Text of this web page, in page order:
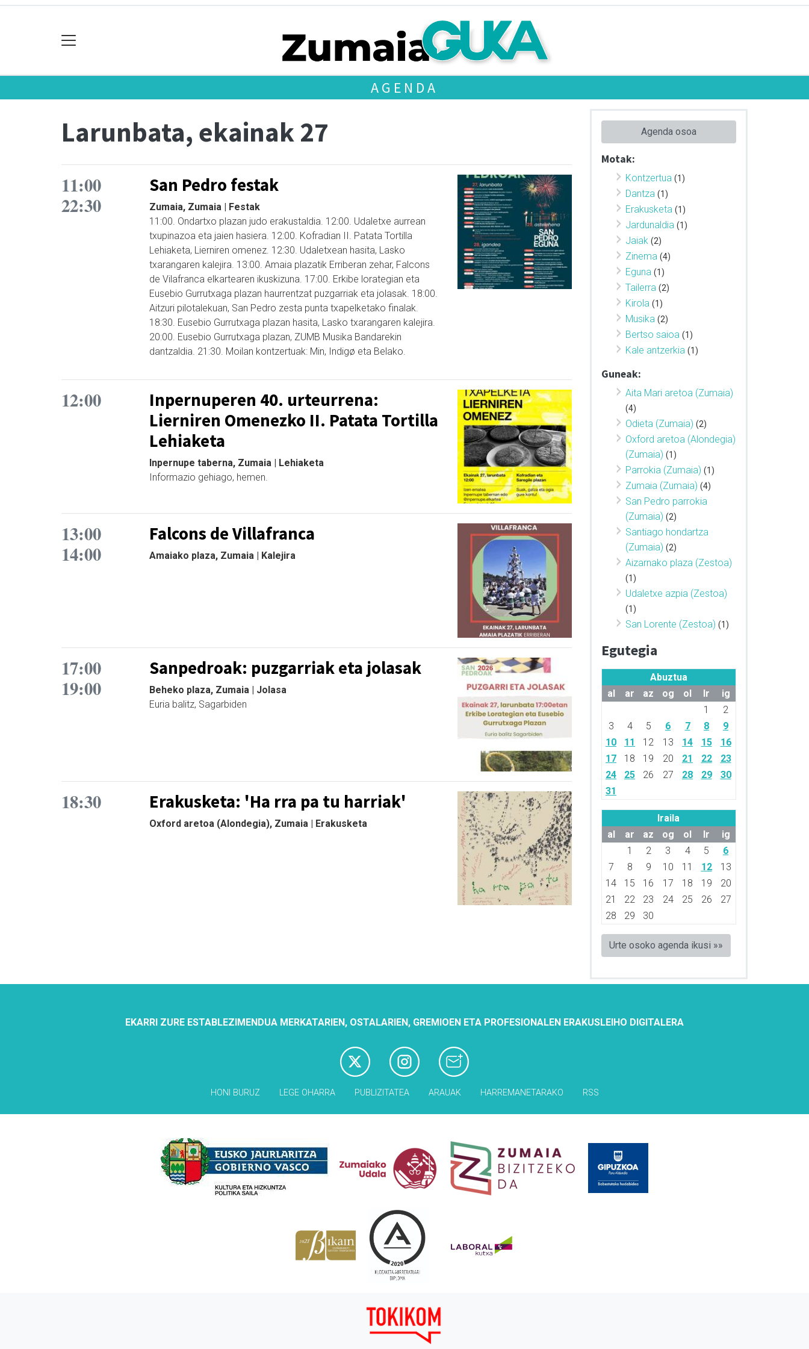
AGENDA
Larunbata, ekainak 27
11:00
22:30
San Pedro festak
Zumaia, Zumaia | Festak
11:00. Ondartxo plazan judo erakustaldia. 12:00. Udaletxe aurrean
txupinazoa eta jaien hasiera. 12:00. Kofradian II. Patata Tortilla
Lehiaketa, Lierniren omenez. 12:30. Udaletxean hasita, Lasko
txarangaren kalejira. 13:00. Amaia plazatik Erriberan zehar, Falcons
de Vilafranca elkartearen ikuskizuna. 17:00. Erkibe lorategian eta
Eusebio Gurrutxaga plazan haurrentzat puzgarriak eta jolasak. 18:00.
Aitzuri pilotalekuan, San Pedro zesta punta txapelketako finalak.
18:30. Eusebio Gurrutxaga plazan hasita, Lasko txarangaren kalejira.
20:00. Eusebio Gurrutxaga plazan, ZUMB Musika Bandarekin
dantzaldia. 21:30. Moilan kontzertuak: Min, Indigø eta Belako.
12:00
Inpernuperen 40. urteurrena:
Lierniren Omenezko II. Patata Tortilla
Lehiaketa
Inpernupe taberna, Zumaia | Lehiaketa
Informazio gehiago, hemen.
13:00
14:00
Falcons de Villafranca
Amaiako plaza, Zumaia | Kalejira
17:00
19:00
Sanpedroak: puzgarriak eta jolasak
Beheko plaza, Zumaia | Jolasa
Euria balitz, Sagarbiden
18:30 Erakusketa: 'Ha rra pa tu harriak'
Oxford aretoa (Alondegia), Zumaia | Erakusketa
Agenda osoa
Motak:
Kontzertua (1)
Dantza (1)
Erakusketa (1)
Jardunaldia (1)
Jaiak (2)
Zinema (4)
Eguna (1)
Tailerra (2)
Kirola (1)
Musika (2)
Bertso saioa (1)
Kale antzerkia (1)
Guneak:
Aita Mari aretoa (Zumaia)
(4)
Odieta (Zumaia) (2)
Oxford aretoa (Alondegia)
(Zumaia) (1)
Parrokia (Zumaia) (1)
Zumaia (Zumaia) (4)
San Pedro parrokia
(Zumaia) (2)
Santiago hondartza
(Zumaia) (2)
Aizarnako plaza (Zestoa)
(1)
Udaletxe azpia (Zestoa)
(1)
San Lorente (Zestoa) (1)
Egutegia
Abuztua
al
ar az og ol lr
ig
1
2
3
4 5 6 7 8
9
10
11 12 13 14 15
16
17
18 19 20 21 22
23
24
25 26 27 28 29
30
31
Iraila
al
ar az og ol lr
ig
1
2 3 4 5
6
7
8 9 10 11 12
13
14
15 16 17 18 19
20
21
22 23 24 25 26
27
28
29 30
Urte osoko agenda ikusi »»
EKARRI ZURE ESTABLEZIMENDUA MERKATARIEN, OSTALARIEN, GREMIOEN ETA PROFESIONALEN ERAKUSLEIHO DIGITALERA
HONI BURUZ LEGE OHARRA PUBLIZITATEA ARAUAK HARREMANETARAKO RSS